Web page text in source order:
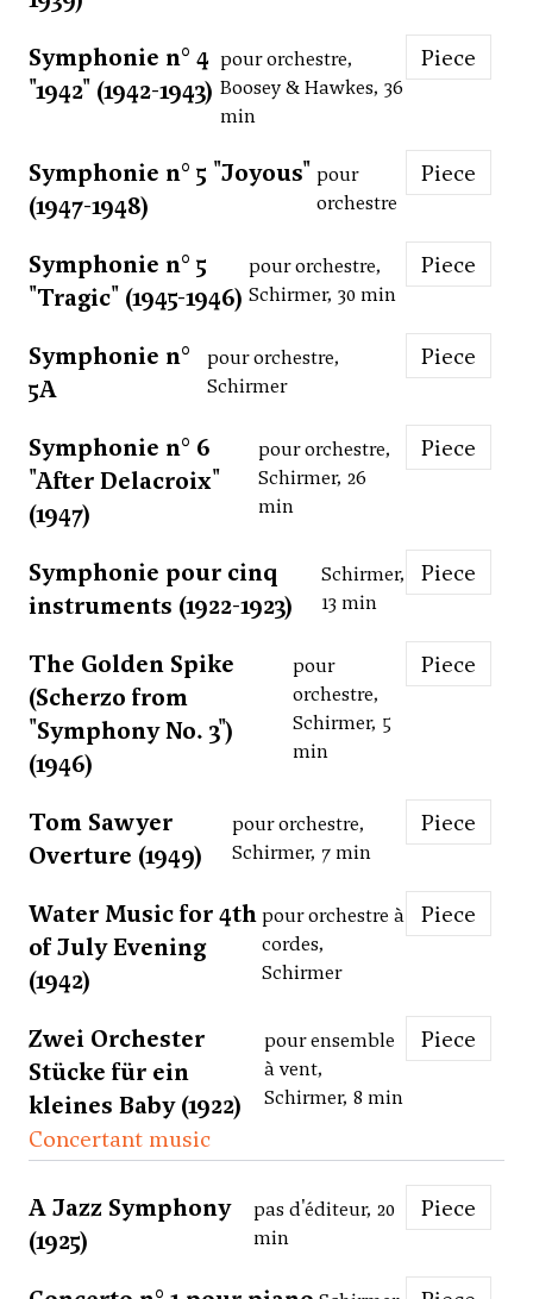
Symphonie n° 4
"1942" (1942-1943)
pour orchestre,
Boosey & Hawkes, 36
min
Piece
Symphonie n° 5 "Joyous"
(1947-1948)
pour
orchestre
Piece
Symphonie n° 5
"Tragic" (1945-1946)
pour orchestre,
Schirmer, 30 min
Piece
Symphonie n°
5A
pour orchestre,
Schirmer
Piece
Symphonie n° 6
"After Delacroix"
(1947)
pour orchestre,
Schirmer, 26
min
Piece
Symphonie pour cinq
instruments (1922-1923)
Schirmer,
13 min
Piece
The Golden Spike
(Scherzo from
"Symphony No. 3")
(1946)
pour
orchestre,
Schirmer, 5
min
Piece
Tom Sawyer
Overture (1949)
pour orchestre,
Schirmer, 7 min
Piece
Water Music for 4th
of July Evening
(1942)
pour orchestre à
cordes,
Schirmer
Piece
Zwei Orchester
Stücke für ein
kleines Baby (1922)
pour ensemble
à vent,
Schirmer, 8 min
Piece
Concertant music
A Jazz Symphony
(1925)
pas d'éditeur, 20
min
Piece